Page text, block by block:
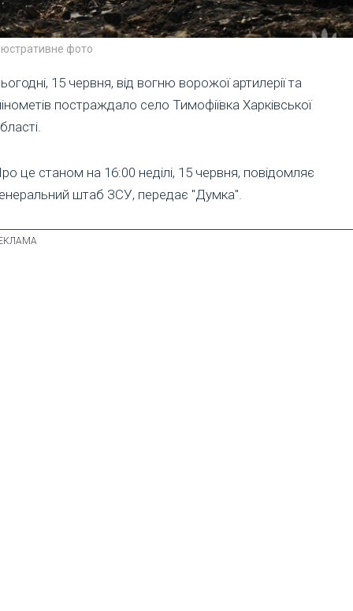
фото
15 червня, від вогню ворожої артилерії та
постраждало село Тимофіївка Харківської
це станом на 16:00 неділі, 15 червня, повідомляє
штаб ЗСУ, передає "Думка".